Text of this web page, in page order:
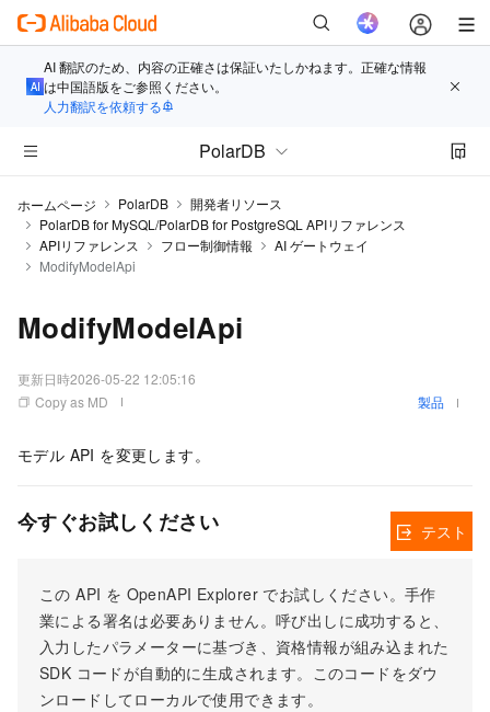
AI 翻訳のため、内容の正確さは保証いたしかねます。正確な情報
は中国語版をご参照ください。
人力翻訳を依頼する
PolarDB
ホームページ PolarDB
開発者リソース
PolarDB for MySQL/PolarDB for PostgreSQL APIリファレンス
APIリファレンス
フロー制御情報
AI ゲートウェイ
ModifyModelApi
ModifyModelApi
更新日時2026-05-22 12:05:16
Copy as MD
製品
モデル API を変更します。
今すぐお試しください
この API を OpenAPI Explorer でお試しください。手作
業による署名は必要ありません。呼び出しに成功すると、
入力したパラメーターに基づき、資格情報が組み込まれた
SDK コードが自動的に生成されます。このコードをダウ
ンロードしてローカルで使用できます。
テスト